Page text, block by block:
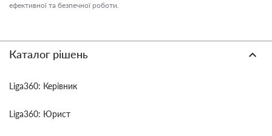
ефективної та безпечної роботи.
Каталог рішень
Liga360: Керівник
Liga360: Юрист